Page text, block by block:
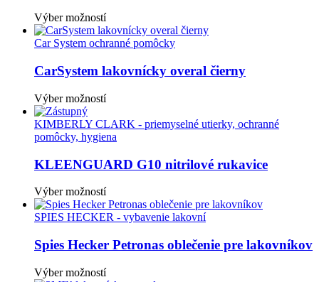
Výber možnostíTento
produkt
má
variantov.
Možnosti
si
môžete
vybrať
na
stránke
produktu.
Car System ochranné pomôcky
CarSystem lakovnícky overal čierny
Výber možnostíTento
má
viacero
Možnosti
si
môžete
vybrať
na
stránke
produktu.
KIMBERLY CLARK - priemyselné utierky, ochranné
pomôcky, hygiena
KLEENGUARD G10 nitrilové rukavice
Výber možnostíTento
produkt
má
variantov.
Možnosti
si
SPIES HECKER - vybavenie lakovní
Spies Hecker Petronas oblečenie pre lakovníkov
Výber možnostíTento